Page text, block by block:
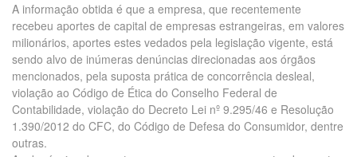
A informação obtida é que a empresa, que recentemente
recebeu aportes de capital de empresas estrangeiras, em valores
milionários, aportes estes vedados pela legislação vigente, está
sendo alvo de inúmeras denúncias direcionadas aos órgãos
mencionados, pela suposta prática de concorrência desleal,
violação ao Código de Ética do Conselho Federal de
Contabilidade, violação do Decreto Lei nº 9.295/46 e Resolução
1.390/2012 do CFC, do Código de Defesa do Consumidor, dentre
outras.